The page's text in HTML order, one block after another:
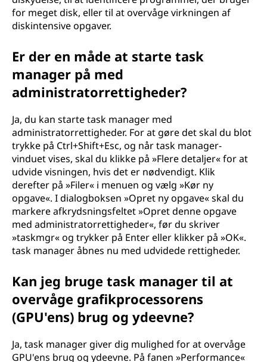
for meget disk, eller til at overvåge virkningen af
diskintensive opgaver.
Er der en måde at starte task
manager på med
administratorrettigheder?
Ja, du kan starte task manager med
administratorrettigheder. For at gøre det skal du blot
trykke på Ctrl+Shift+Esc, og når task manager-
vinduet vises, skal du klikke på »Flere detaljer« for at
udvide visningen, hvis det er nødvendigt. Klik
derefter på »Filer« i menuen og vælg »Kør ny
opgave«. I dialogboksen »Opret ny opgave« skal du
markere afkrydsningsfeltet »Opret denne opgave
med administratorrettigheder«, før du skriver
»taskmgr« og trykker på Enter eller klikker på »OK«.
task manager åbnes nu med udvidede rettigheder.
Kan jeg bruge task manager til at
overvåge grafikprocessorens
(GPU'ens) brug og ydeevne?
Ja, task manager giver dig mulighed for at overvåge
GPU'ens brug og ydeevne. På fanen »Performance«